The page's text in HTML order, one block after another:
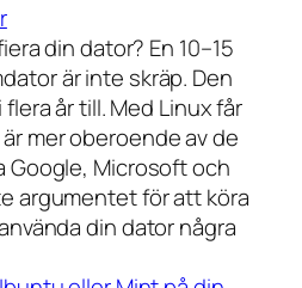
din dator? En 10–15
är inte skräp. Den
år till. Med Linux får
mer oberoende av de
Google, Microsoft och
argumentet för att köra
din dator några